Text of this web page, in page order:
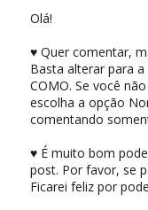
Olá!
♥ Quer comentar,
Basta alterar para
COMO. Se você
escolha a opção
comentando
♥ É muito bom
post. Por favor, se
Ficarei feliz por